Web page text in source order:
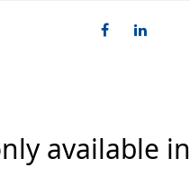
available in